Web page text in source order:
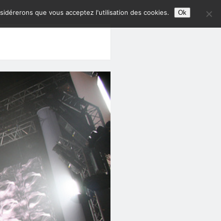
que vous acceptez l'utilisation des cookies. Ok